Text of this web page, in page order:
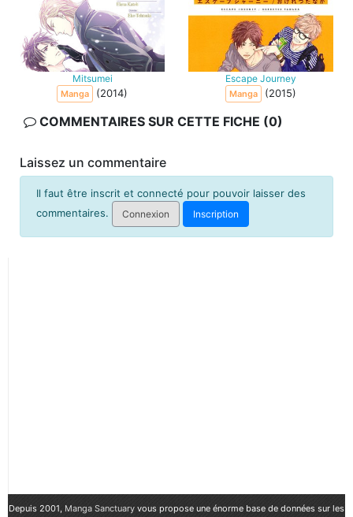
Mitsumei
Manga (2014)
Escape Journey
Manga (2015)
COMMENTAIRES SUR CETTE FICHE (0)
Laissez un commentaire
Il faut être inscrit et connecté pour pouvoir laisser des
commentaires.
Connexion Inscription
Depuis 2001, Manga Sanctuary vous propose une énorme base de données sur les